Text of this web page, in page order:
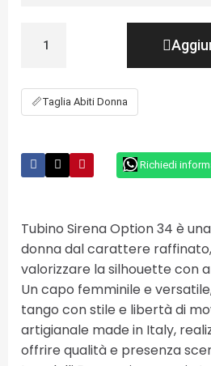
📏Taglia Abiti Donna
Richiedi
Tubino Sirena Option 34 è
donna dal carattere
valorizzare la silhouette con
Un capo femminile e
tango con stile e libertà di
artigianale made in Italy,
offrire qualità e presenza